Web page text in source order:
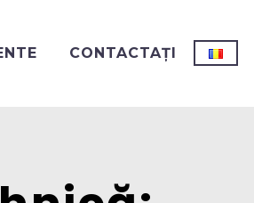
CONTACTAȚI